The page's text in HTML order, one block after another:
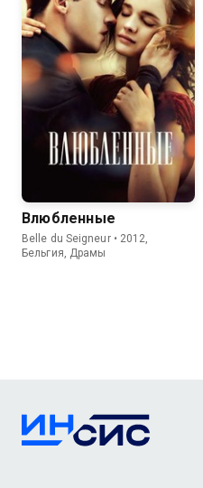
7.7 5.0
Влюбленные
Belle du Seigneur • 2012,
Бельгия, Драмы